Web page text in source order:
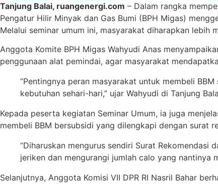
Tanjung Balai, ruangenergi.com – Dalam rangka
Pengatur Hilir Minyak dan Gas Bumi (BPH Migas)
Melalui seminar umum ini, masyarakat diharapkan lebih
Anggota Komite BPH Migas Wahyudi Anas
penggunaan alat pemindai, agar masyarakat
“Pentingnya peran masyarakat untuk membeli
kebutuhan sehari-hari,” ujar Wahyudi di Tanjung
Kepada peserta kegiatan Seminar Umum, ia juga
membeli BBM bersubsidi yang dilengkapi dengan surat
“Diharuskan mengurus sendiri Surat Rekomendasi
jeriken dan mengurangi jumlah calo yang nantinya
Selanjutnya, Anggota Komisi VII DPR RI Nasril Bahar